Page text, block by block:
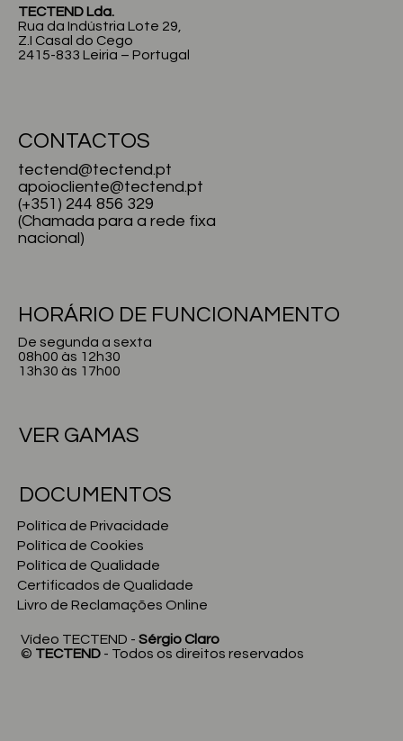
TECTEND Lda.
Rua da Indústria Lote 29,
Z.I Casal do Cego
2415-833 Leiria – Portugal
tectend@tectend.pt
apoiocliente@tectend.pt
(+351) 244 856 329
(Chamada para a rede fixa
nacional)
CONTACTOS
De segunda a sexta
08h00 às 12h30
13h30 às 17h00
HORÁRIO DE FUNCIONAMENTO
Vídeo TECTEND - Sérgio Claro
© TECTEND - Todos os direitos reservados
VER GAMAS
DOCUMENTOS
Política de Privacidade
Política de Cookies
Política de Qualidade
Certificados de Qualidade
Livro de Reclamações Online